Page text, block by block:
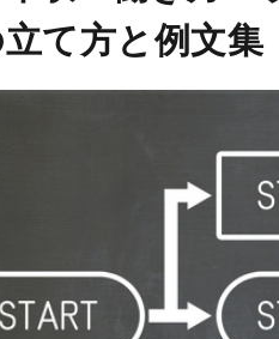
て方と例文集